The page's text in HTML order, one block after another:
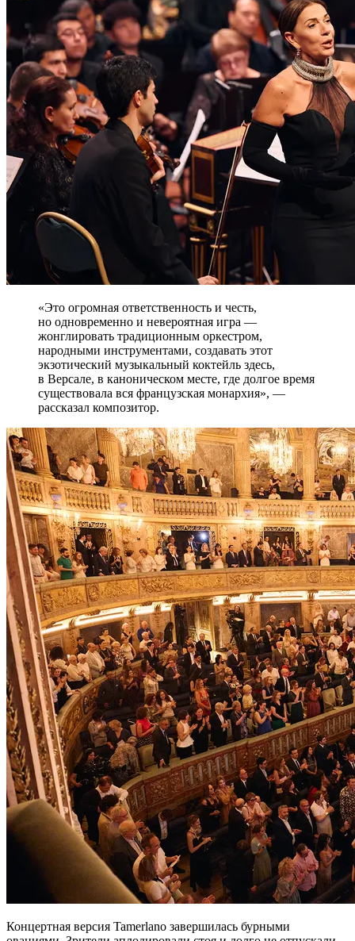
«Это огромная ответственность и честь,
но одновременно и невероятная игра —
жонглировать традиционным оркестром,
народными инструментами, создавать этот
экзотический музыкальный коктейль здесь,
в Версале, в каноническом месте, где долгое время
существовала вся французская монархия», —
рассказал композитор.
Концертная версия Tamerlano завершилась бурными